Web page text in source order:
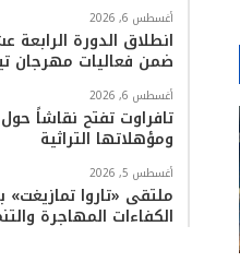
أغسطس 6, 2026
انطلاق الدورة الرابعة
ضمن فعاليات مهرجان
أغسطس 6, 2026
تافراوت تفتح نقاشاً
ومؤهلاتها التراثية
أغسطس 5, 2026
ملتقى «تاروا
الكفاءات المهاجرة